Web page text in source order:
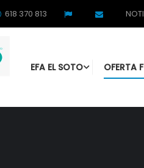
618 370 813
EFA EL SOTO OFERTA